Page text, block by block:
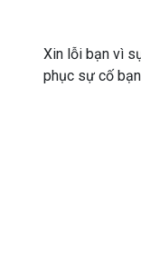
Xin lỗi bạn vì
phục sự cố